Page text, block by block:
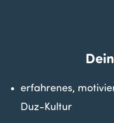
erfahrenes,
Duz-Kultur